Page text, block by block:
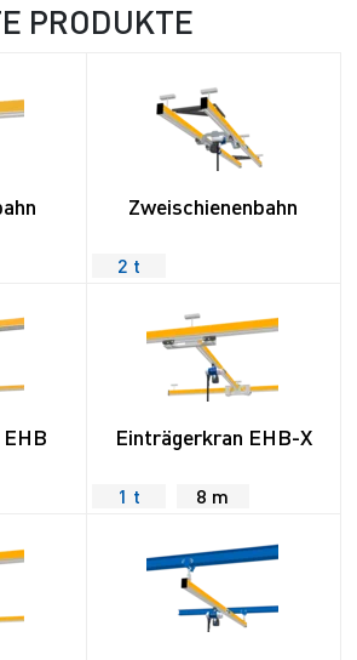
PRODUKTE
Zweischienenbahn
2 t
Einträgerkran EHB-X
1 t 8 m